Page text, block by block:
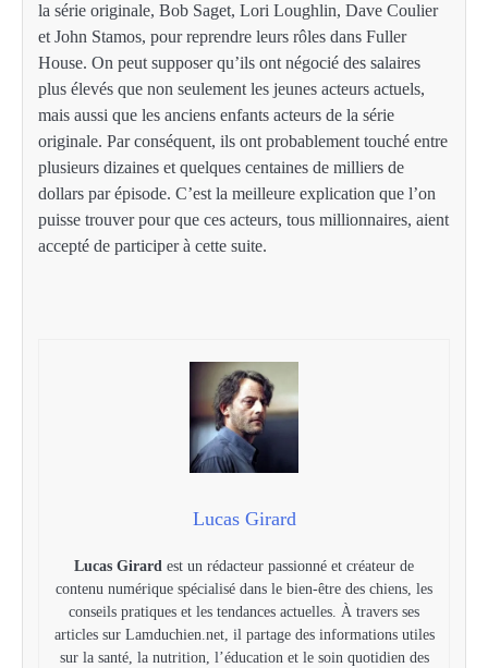
la série originale, Bob Saget, Lori Loughlin, Dave Coulier
et John Stamos, pour reprendre leurs rôles dans Fuller
House. On peut supposer qu’ils ont négocié des salaires
plus élevés que non seulement les jeunes acteurs actuels,
mais aussi que les anciens enfants acteurs de la série
originale. Par conséquent, ils ont probablement touché entre
plusieurs dizaines et quelques centaines de milliers de
dollars par épisode. C’est la meilleure explication que l’on
puisse trouver pour que ces acteurs, tous millionnaires, aient
accepté de participer à cette suite.
Lucas Girard
Lucas Girard est un rédacteur passionné et créateur de
contenu numérique spécialisé dans le bien-être des chiens, les
conseils pratiques et les tendances actuelles. À travers ses
articles sur Lamduchien.net, il partage des informations utiles
sur la santé, la nutrition, l’éducation et le soin quotidien des